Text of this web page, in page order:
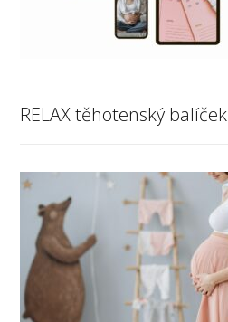
RELAX těhotenský balíček